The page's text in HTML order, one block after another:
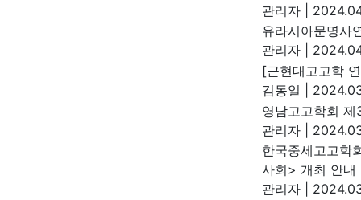
관리자
유라시아문명사
관리자
[근현대고고학
김동일
영남고고학회
관리자
한국중세고고학
사회> 개최 안내
관리자